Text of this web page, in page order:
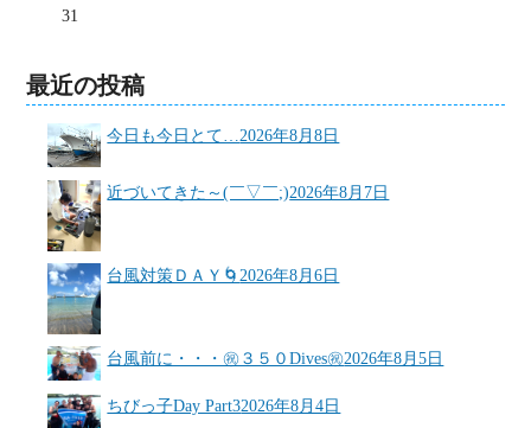
31
最近の投稿
今日も今日とて… 2026年8月8日
近づいてきた～(￣▽￣;)2026年8月7日
台風対策ＤＡＹ🌀 2026年8月6日
台風前に・・・㊗３５０Dives㊗2026年8月5日
ちびっ子Day Part32026年8月4日